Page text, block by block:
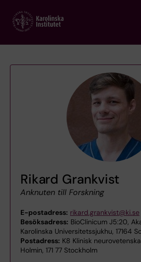
main
Rikard Grankvist
Anknuten till Forskning
E-postadress: rikard.grankvist@ki.se
Besöksadress: BioClinicum J5:20,
Karolinska Universitetssjukhu, 17164
Postadress: K8 Klinisk
Holmin, 171 77 Stockholm